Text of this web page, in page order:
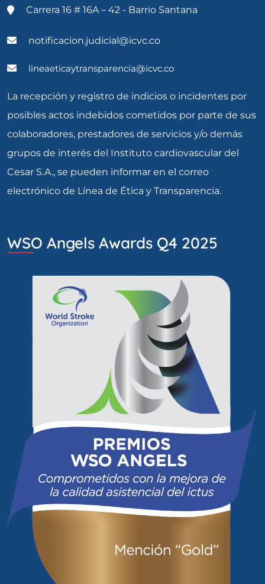
Carrera 16 # 16A – 42 - Barrio Santana
notificacion.judicial@icvc.co
lineaeticaytransparencia@icvc.co
La recepción y registro de indicios o incidentes por
posibles actos indebidos cometidos por parte de sus
colaboradores, prestadores de servicios y/o demás
grupos de interés del Instituto cardiovascular del
Cesar S.A., se pueden informar en el correo
electrónico de Línea de Ética y Transparencia.
WSO Angels Awards Q4 2025